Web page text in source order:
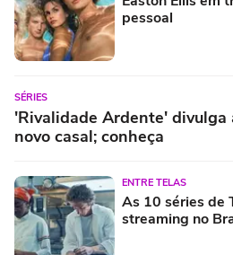
pessoal
SÉRIES
'Rivalidade Ardente' divulga
novo casal; conheça
ENTRE TELAS
As 10 séries de
streaming no